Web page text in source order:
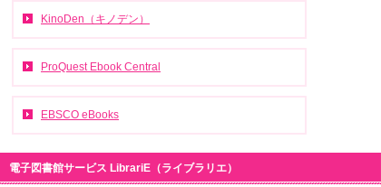
KinoDen（キノデン）
ProQuest Ebook Central
EBSCO eBooks
電子図書館サービス LibrariE（ライブラリエ）